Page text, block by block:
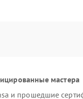
мастера
и прошедшие